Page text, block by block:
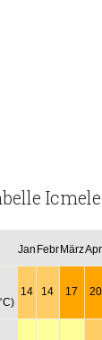
Jan FebrMärz
14 14 17 20